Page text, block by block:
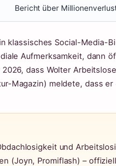
Bericht über
klassisches Social-Media-
Aufmerksamkeit, dann
dass Wolter
Magazin) meldete, dass
und
(Joyn, Promiflash) –